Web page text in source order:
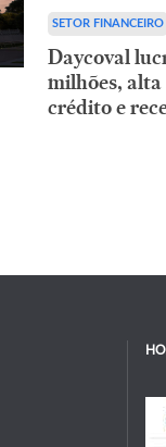
SETOR FINANCEIRO
Daycoval
milhões, alta
crédito e